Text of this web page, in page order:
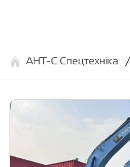
АНТ-С Спецтехніка